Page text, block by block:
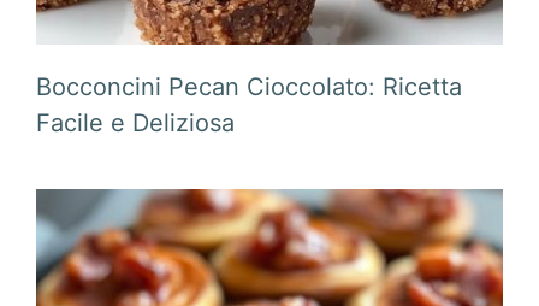
Bocconcini Pecan Cioccolato: Ricetta
Facile e Deliziosa